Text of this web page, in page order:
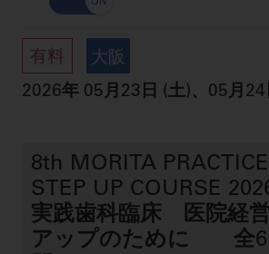
有料
大阪
2026年 05月23日 (土)、 05月24
8th MORITA
STEP UP COURSE
実践歯科臨床 医院経
アップのために 全6